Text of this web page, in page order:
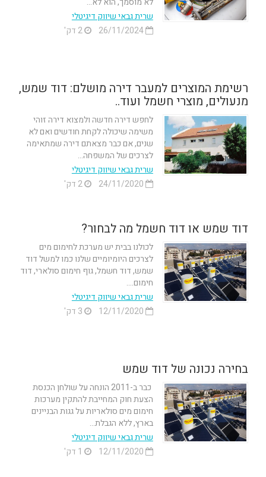
שרית גבאי שיווק דיגיטלי
26/11/2024
2 דק'
רשימת המוצרים למעבר דירה מושלם: דוד שמש,
מנעולים, מוצרי חשמל ועוד..
לחפש דירה חדשה ולמצוא דירה זוהי
משימה שיכולה לקחת חודשים ואם לא
שנים, אם כבר מצאתם דירה שמתאימה
לצרכים של המשפחה...
שרית גבאי שיווק דיגיטלי
2 דק'
דוד שמש או דוד חשמל מה לבחור?
לכולנו בבית יש מערכת לחימום מים
לצרכים היומיומיים שלנו כמו למשל דוד
שמש, דוד חשמל, גוף חימום סולארי, דוד
חימום....
שרית גבאי שיווק דיגיטלי
בחירה נכונה של דוד שמש
כבר ב-2011 הונחה על שולחן הכנסת
הצעת חוק המחייבת להתקין מערכות
חימום מים סולאריות על גגות הבניינים
בארץ, ללא הגבלת...
שרית גבאי שיווק דיגיטלי